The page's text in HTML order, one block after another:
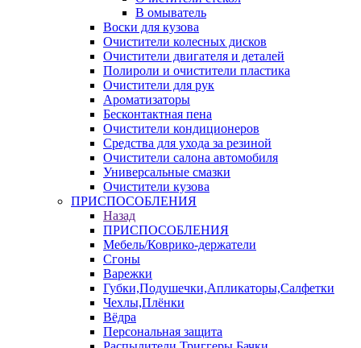
В омыватель
Воски для кузова
Очистители колесных дисков
Очистители двигателя и деталей
Полироли и очистители пластика
Очистители для рук
Ароматизаторы
Бесконтактная пена
Очистители кондиционеров
Средства для ухода за резиной
Очистители салона автомобиля
Универсальные смазки
Очистители кузова
ПРИСПОСОБЛЕНИЯ
Назад
ПРИСПОСОБЛЕНИЯ
Мебель/Коврико-держатели
Сгоны
Варежки
Губки,Подушечки,Апликаторы,Салфетки
Чехлы,Плёнки
Вёдра
Персональная защита